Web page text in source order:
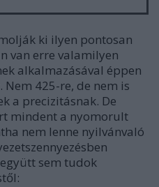
ki ilyen pontosan
van erre valamilyen
alkalmazásával éppen
425-re, de nem is
a precizitásnak. De
mindent a nyomorult
nem lenne nyilvánvaló
sem tudok